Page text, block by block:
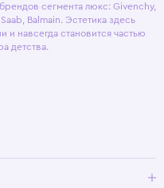
сегмента люкс: Givenchy,
Balmain. Эстетика здесь
навсегда становится частью
детства.